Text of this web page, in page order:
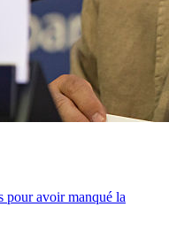
pour avoir manqué la